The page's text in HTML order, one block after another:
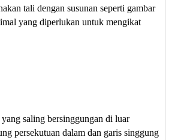
tali dengan susunan seperti gambar
yang diperlukan untuk mengikat
saling bersinggungan di luar
persekutuan dalam dan garis singgung